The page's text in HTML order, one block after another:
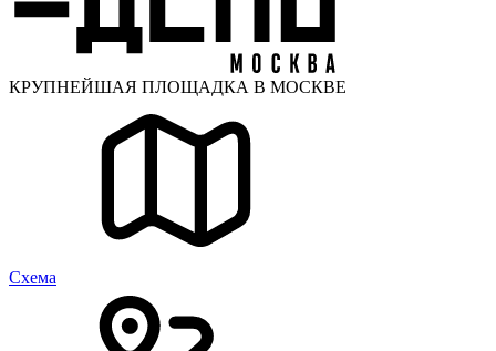
КРУПНЕЙШАЯ ПЛОЩАДКА В МОСКВЕ
Cхема